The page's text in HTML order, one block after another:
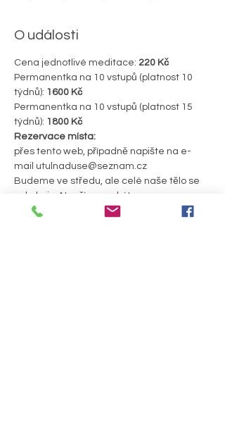
O události
Cena jednotlivé meditace: 220 Kč
Permanentka na 10 vstupů (platnost 10
týdnů): 1600 Kč
Permanentka na 10 vstupů (platnost 15
týdnů): 1800 Kč
Rezervace místa:
přes tento web, případně napište na e-
mail utulnaduse@seznam.cz
Budeme ve středu, ale celé naše tělo se
pohybuje. Naučíme se být
neidentifikovaným svědkem ve středu